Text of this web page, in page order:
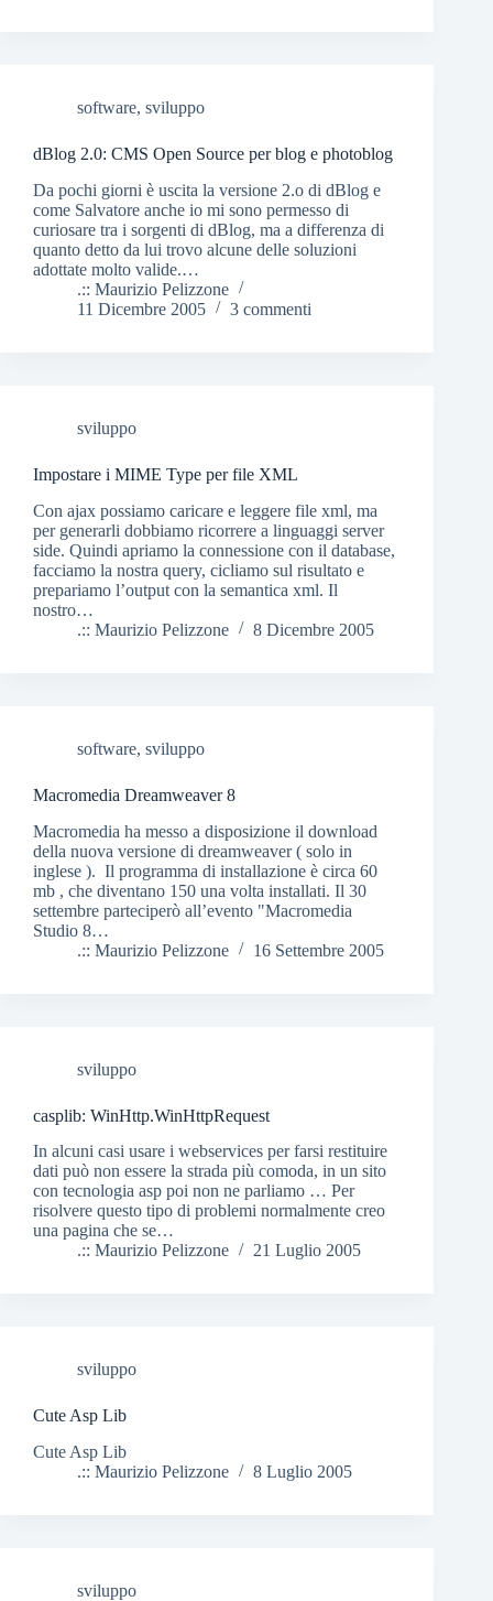
software, sviluppo
dBlog 2.0: CMS Open Source per blog e photoblog
Da pochi giorni è uscita la versione 2.o di dBlog e
come Salvatore anche io mi sono permesso di
curiosare tra i sorgenti di dBlog, ma a differenza di
quanto detto da lui trovo alcune delle soluzioni
adottate molto valide.…
.:: Maurizio Pelizzone
11 Dicembre 2005
3 commenti
sviluppo
Impostare i MIME Type per file XML
Con ajax possiamo caricare e leggere file xml, ma
per generarli dobbiamo ricorrere a linguaggi server
side. Quindi apriamo la connessione con il database,
facciamo la nostra query, cicliamo sul risultato e
prepariamo l’output con la semantica xml. Il
nostro…
.:: Maurizio Pelizzone
8 Dicembre 2005
software, sviluppo
Macromedia Dreamweaver 8
Macromedia ha messo a disposizione il download
della nuova versione di dreamweaver ( solo in
inglese ). Il programma di installazione è circa 60
mb , che diventano 150 una volta installati. Il 30
settembre parteciperò all’evento "Macromedia
Studio 8…
.:: Maurizio Pelizzone
16 Settembre 2005
sviluppo
casplib: WinHttp.WinHttpRequest
In alcuni casi usare i webservices per farsi restituire
dati può non essere la strada più comoda, in un sito
con tecnologia asp poi non ne parliamo … Per
risolvere questo tipo di problemi normalmente creo
una pagina che se…
.:: Maurizio Pelizzone
21 Luglio 2005
sviluppo
Cute Asp Lib
Cute Asp Lib
.:: Maurizio Pelizzone
8 Luglio 2005
sviluppo